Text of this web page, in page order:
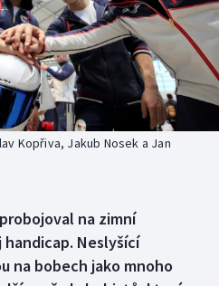
Kopřiva, Jakub Nosek a Jan
na zimní
Neslyšící
na bobech jako mnoho